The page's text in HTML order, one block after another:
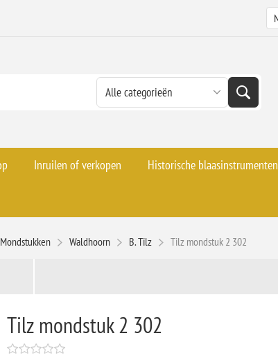
Inruilen of verkopen Historische blaasinstrumenten
Mondstukken Waldhoorn B. Tilz Tilz mondstuk 2 302
Tilz mondstuk 2 302